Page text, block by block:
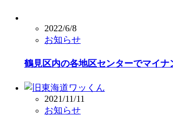
2022/6/8
お知らせ
鶴見区内の各地区センターでマイ
2021/11/11
お知らせ